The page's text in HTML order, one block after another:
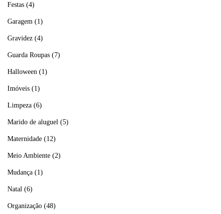
Festas (4)
Garagem (1)
Gravidez (4)
Guarda Roupas (7)
Halloween (1)
Imóveis (1)
Limpeza (6)
Marido de aluguel (5)
Maternidade (12)
Meio Ambiente (2)
Mudança (1)
Natal (6)
Organização (48)